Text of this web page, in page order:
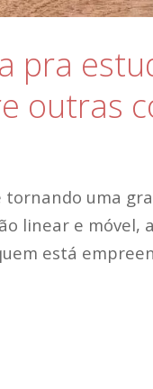
pra
outras
uma
linear e móvel,
está